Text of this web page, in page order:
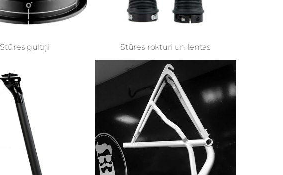
Stūres gultņi Stūres rokturi un lentas